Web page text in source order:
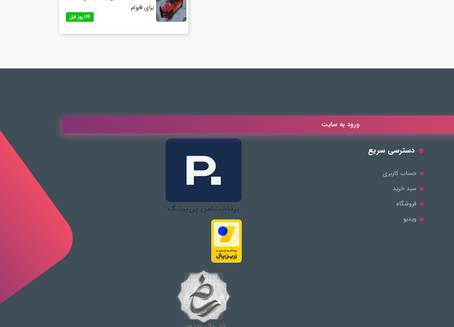
برای فایوام
166 روز قبل
ورود به سایت
دسترسی سریع
حساب کاربری
سبد خرید
فروشگاه
ویدیو